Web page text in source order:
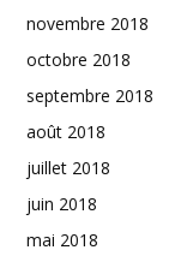
novembre 2018
octobre 2018
septembre 2018
août 2018
juillet 2018
juin 2018
mai 2018